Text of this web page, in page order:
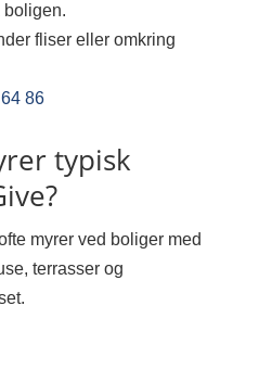
fliser eller omkring
86
typisk
myrer ved boliger med
terrasser og